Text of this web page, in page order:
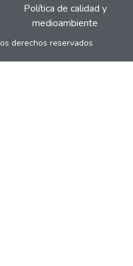
Política de calidad y
medioambiente
derechos reservados